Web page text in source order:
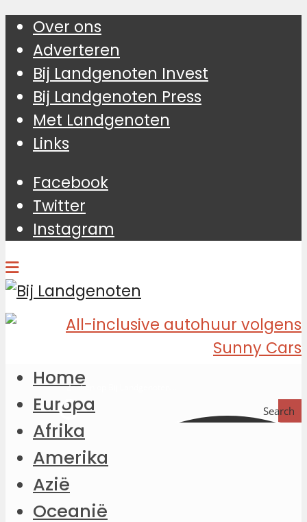
Over ons
Adverteren
Bij Landgenoten Invest
Bij Landgenoten Press
Met Landgenoten
Links
Facebook
Twitter
Instagram
Search
Home
Europa
Afrika
Amerika
Azië
Oceanië